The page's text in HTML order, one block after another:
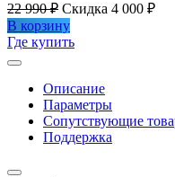
22 990 ₽ Скидка 4 000 ₽
В корзину
Где купить
Описание
Параметры
Сопутствующие
Поддержка